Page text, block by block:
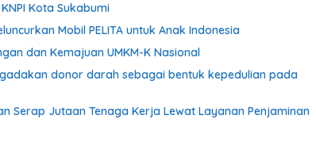
Kota Sukabumi
Mobil PELITA untuk Anak Indonesia
dan Kemajuan UMKM-K Nasional
donor darah sebagai bentuk kepedulian pada
Serap Jutaan Tenaga Kerja Lewat Layanan Penjaminan